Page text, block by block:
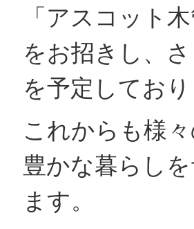
「アスコット
をお招きし、
を予定してお
これからも様
豊かな暮らし
ます。